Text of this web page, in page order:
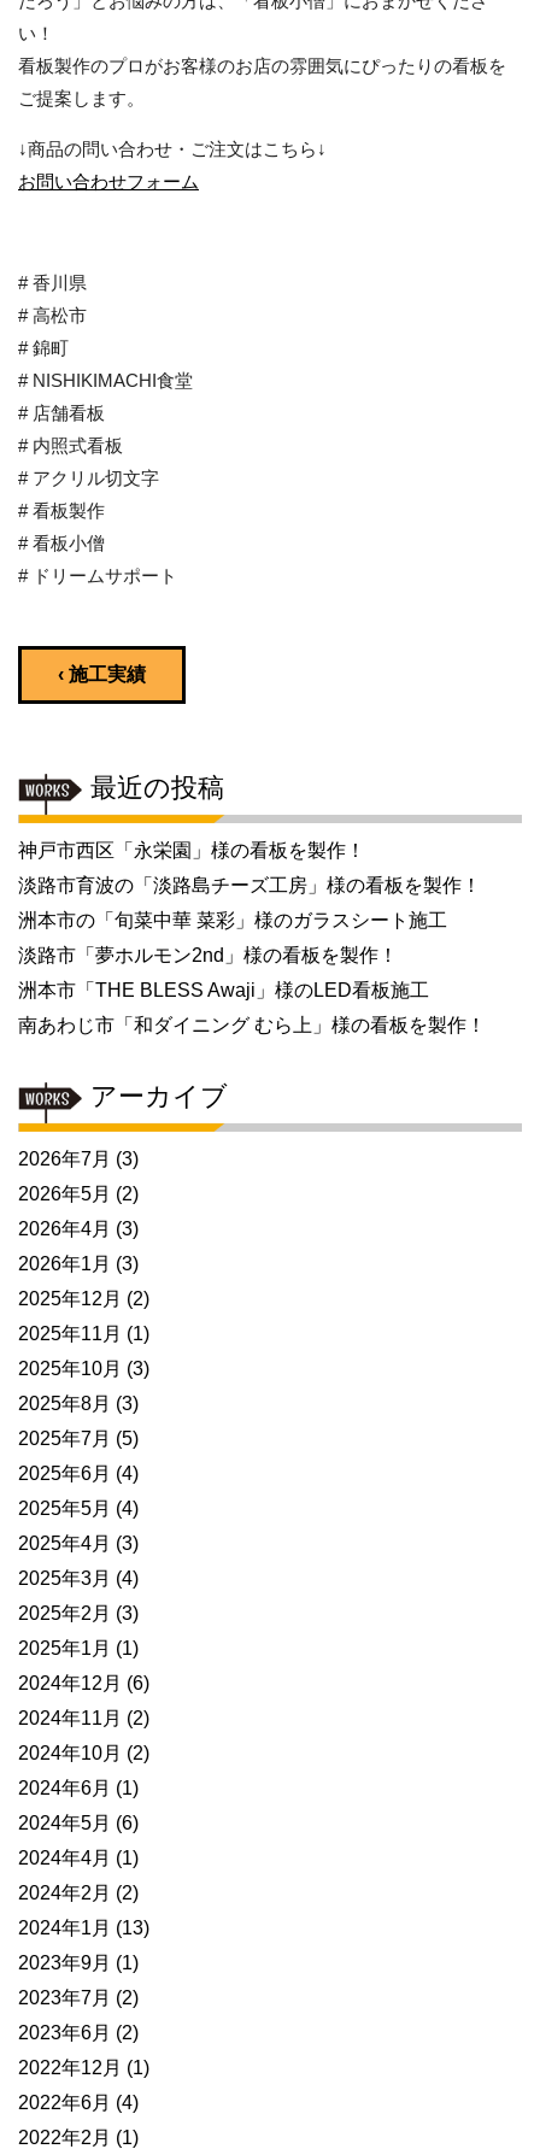
い！
看板製作のプロがお客様のお店の雰囲気にぴったりの看板を
ご提案します。
↓商品の問い合わせ・ご注文はこちら ↓
お問い合わせフォーム
# 香川県
# 高松市
# 錦町
# NISHIKIMACHI食堂
# 店舗看板
# 内照式看板
# アクリル切文字
# 看板製作
# 看板小僧
# ドリームサポート
‹ 施工実績
最近の投稿
神戸市西区「永栄園」様の看板を製作！
淡路市育波の「淡路島チーズ工房」様の看板を製作！
洲本市の「旬菜中華 菜彩」様のガラスシート施工
淡路市「夢ホルモン2nd」様の看板を製作！
洲本市「THE BLESS Awaji」様のLED看板施工
南あわじ市「和ダイニング むら上」様の看板を製作！
アーカイブ
2026年7月 (3)
2026年5月 (2)
2026年4月 (3)
2026年1月 (3)
2025年12月 (2)
2025年11月 (1)
2025年10月 (3)
2025年8月 (3)
2025年7月 (5)
2025年6月 (4)
2025年5月 (4)
2025年4月 (3)
2025年3月 (4)
2025年2月 (3)
2025年1月 (1)
2024年12月 (6)
2024年11月 (2)
2024年10月 (2)
2024年6月 (1)
2024年5月 (6)
2024年4月 (1)
2024年2月 (2)
2024年1月 (13)
2023年9月 (1)
2023年7月 (2)
2023年6月 (2)
2022年12月 (1)
2022年6月 (4)
2022年2月 (1)